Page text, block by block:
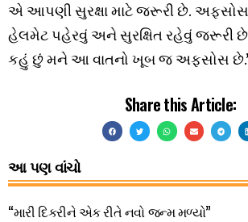
એ આપણી સુરક્ષા માટે જરૂરી છે. અફસોસ
હેલમેટ પહેરવું અને સુરક્ષિત રહેવું જરૂરી
કહું છું મને આ વાતનો ખૂબ જ અફસોસ છે.’
Share this Article:
આ પણ વાંચો
“મારી દિકરીને એક રીતે નવો જન્મ મળ્યો”